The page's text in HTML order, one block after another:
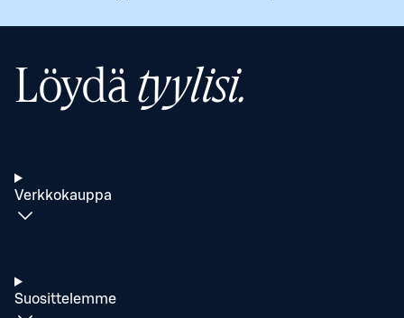
Löydätyylisi.
Verkkokauppa
Suosittelemme